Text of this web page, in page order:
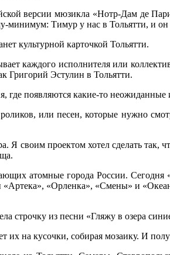
версии мюзикла «Нотр-Дам де
Тимур у нас в Тольятти, и он
культурной карточкой Тольятти.
каждого исполнителя или
Григорий Эстулин в Тольятти.
где появляются какие-то
или песен, которые нужно
своим проектом хотел сделать так,
атомные города России.
«Орленка», «Смены» и
строчку из песни «Гляжу в озера
их на кусочки, собирая мозаику. И